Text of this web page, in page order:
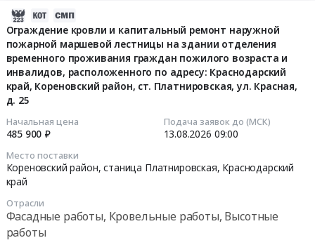
Ограждение кровли и капитальный ремонт наружной
пожарной маршевой лестницы на здании отделения
временного проживания граждан пожилого возраста и
инвалидов, расположенного по адресу: Краснодарский
край, Кореновский район, ст. Платнировская, ул. Красная,
д. 25
Начальная цена
485 900 ₽
Подача заявок до (МСК)
13.08.2026 09:00
Место поставки
Кореновский район, станица Платнировская, Краснодарский
край
Отрасли
Фасадные работы, Кровельные работы, Высотные
работы